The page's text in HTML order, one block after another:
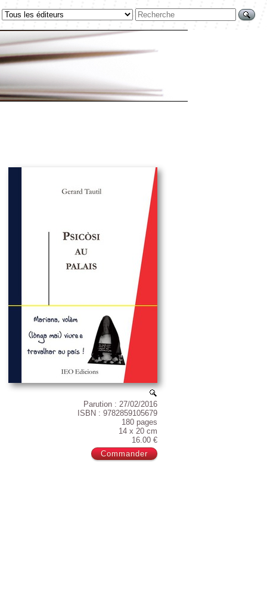
Parution : 27/02/2016
ISBN : 9782859105679
180 pages
14 x 20 cm
16.00 €